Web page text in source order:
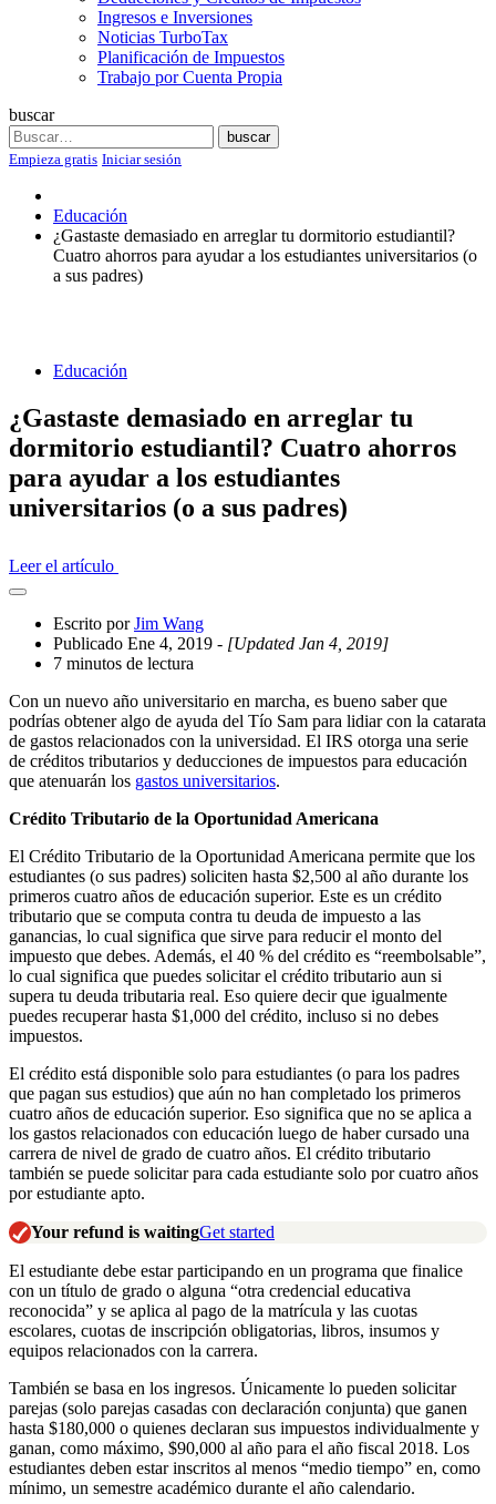
Ingresos e Inversiones
Noticias TurboTax
Planificación de Impuestos
Trabajo por Cuenta Propia
buscar
Search
buscar
Empieza gratis Iniciar sesión
Educación
¿Gastaste demasiado en arreglar tu dormitorio estudiantil?
Cuatro ahorros para ayudar a los estudiantes universitarios (o
a sus padres)
Educación
¿Gastaste demasiado en arreglar tu
dormitorio estudiantil? Cuatro ahorros
para ayudar a los estudiantes
universitarios (o a sus padres)
Leer el artículo
Abrir
cajón
compartido
Escrito porJim Wang
Publicado Ene 4, 2019 - [Updated Jan 4, 2019]
7 minutos de lectura
Con un nuevo año universitario en marcha, es bueno saber que
podrías obtener algo de ayuda del Tío Sam para lidiar con la catarata
de gastos relacionados con la universidad. El IRS otorga una serie
de créditos tributarios y deducciones de impuestos para educación
que atenuarán los gastos universitarios.
Crédito Tributario de la Oportunidad Americana
El Crédito Tributario de la Oportunidad Americana permite que los
estudiantes (o sus padres) soliciten hasta $2,500 al año durante los
primeros cuatro años de educación superior. Este es un crédito
tributario que se computa contra tu deuda de impuesto a las
ganancias, lo cual significa que sirve para reducir el monto del
impuesto que debes. Además, el 40 % del crédito es “reembolsable”,
lo cual significa que puedes solicitar el crédito tributario aun si
supera tu deuda tributaria real. Eso quiere decir que igualmente
puedes recuperar hasta $1,000 del crédito, incluso si no debes
impuestos.
El crédito está disponible solo para estudiantes (o para los padres
que pagan sus estudios) que aún no han completado los primeros
cuatro años de educación superior. Eso significa que no se aplica a
los gastos relacionados con educación luego de haber cursado una
carrera de nivel de grado de cuatro años. El crédito tributario
también se puede solicitar para cada estudiante solo por cuatro años
por estudiante apto.
Your refund is waitingGet started
El estudiante debe estar participando en un programa que finalice
con un título de grado o alguna “otra credencial educativa
reconocida” y se aplica al pago de la matrícula y las cuotas
escolares, cuotas de inscripción obligatorias, libros, insumos y
equipos relacionados con la carrera.
También se basa en los ingresos. Únicamente lo pueden solicitar
parejas (solo parejas casadas con declaración conjunta) que ganen
hasta $180,000 o quienes declaran sus impuestos individualmente y
ganan, como máximo, $90,000 al año para el año fiscal 2018. Los
estudiantes deben estar inscritos al menos “medio tiempo” en, como
mínimo, un semestre académico durante el año calendario.